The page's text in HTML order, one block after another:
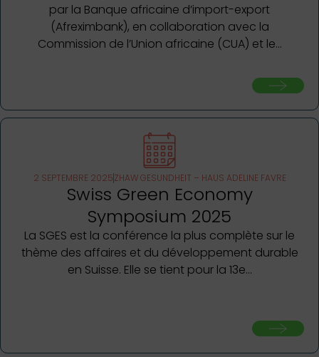
par la Banque africaine d’import-export
(Afreximbank), en collaboration avec la
Commission de l’Union africaine (CUA) et le…
2 SEPTEMBRE 2025ZHAW GESUNDHEIT – HAUS ADELINE FAVRE
Swiss Green Economy
Symposium 2025
La SGES est la conférence la plus complète sur le
thème des affaires et du développement durable
en Suisse. Elle se tient pour la 13e…